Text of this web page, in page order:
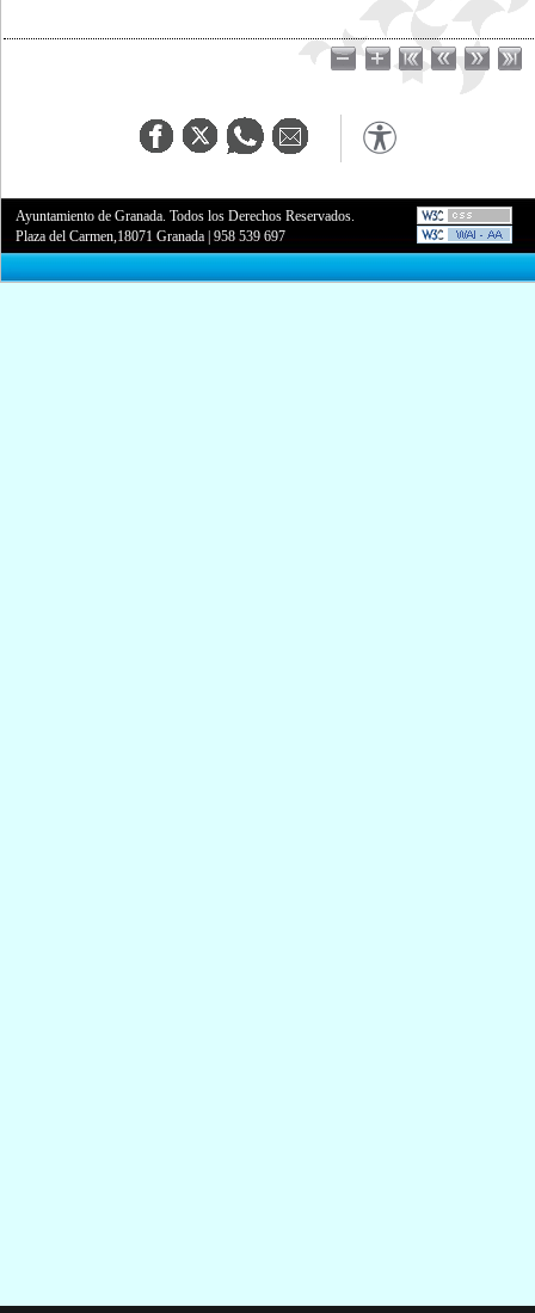
Ayuntamiento de Granada. Todos los Derechos Reservados.
Plaza del Carmen,18071 Granada |958 539 697